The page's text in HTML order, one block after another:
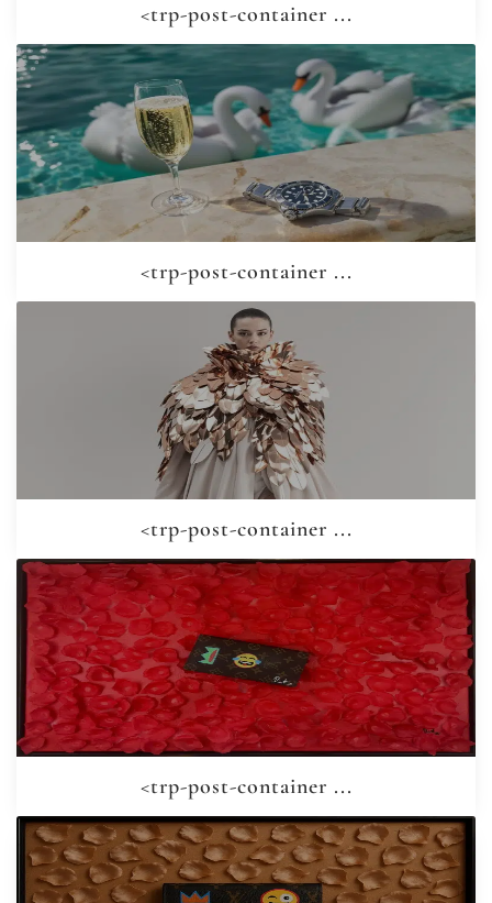
<trp-post-container ...
<trp-post-container ...
<trp-post-container ...
<trp-post-container ...